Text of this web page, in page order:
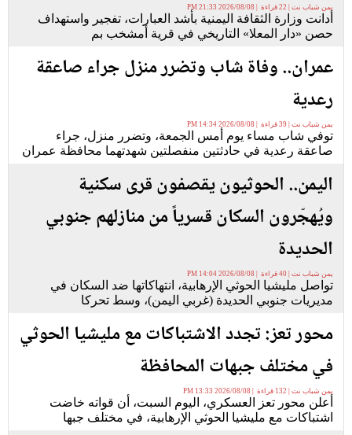
يمن شباب نت | 22 قراءة | 2026/08/08 21:33 PM
أدانت وزارة الثقافة اليمنية بأشد العبارات، تفجير واستهداف
حصن «دار المعلا» التاريخي في قرية أمشخب بم
عمران.. وفاة شاب وتضرر منزل جراء صاعقة
رعدية
يمن شباب نت | 39 قراءة | 2026/08/08 14:34 PM
توفي شاب مساء يوم أمس الجمعة، وتضرر منزل، جراء
صاعقة رعدية في حادثتين منفصلتين شهدتهما محافظة عمران
اليمن.. الحوثيون يقصفون قرى سكنية
ويُهجّرون السكان قسرياً من منازلهم جنوبي
الحديدة
يمن شباب نت | 40 قراءة | 2026/08/08 14:04 PM
تواصل مليشيا الحوثي الإرهابية، انتهاكاتها ضد السكان في
مديريات جنوبي الحديدة (غربي اليمن)، وسط تحركا
محور تعز: تجدد الاشتباكات مع مليشيا الحوثي
في مختلف جبهات المحافظة
يمن شباب نت | 132 قراءة | 2026/08/08 13:33 PM
أعلن محور تعز العسكري، اليوم السبت، أن قواته خاضت
اشتباكات مع مليشيا الحوثي الإرهابية، في مختلف جبها